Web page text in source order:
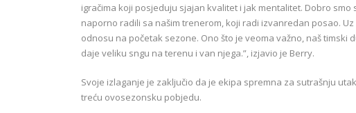
igračima koji posjeduju sjajan kvalitet i jak mentalitet. Dobro
naporno radili sa našim trenerom, koji radi izvanredan posao.
odnosu na početak sezone. Ono što je veoma važno, naš timski
daje veliku sngu na terenu i van njega.”, izjavio je Berry.
Svoje izlaganje je zaključio da je ekipa spremna za sutrašnju
treću ovosezonsku pobjedu.